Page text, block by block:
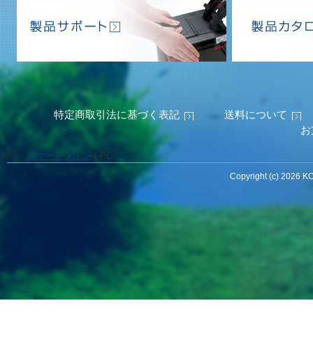
特定商取引法に基づく表記
送料について
表示： スマートフォン PC
Copyright (c) 2026